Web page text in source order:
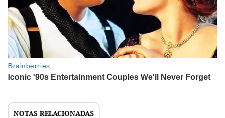
NOTAS RELACIONADAS